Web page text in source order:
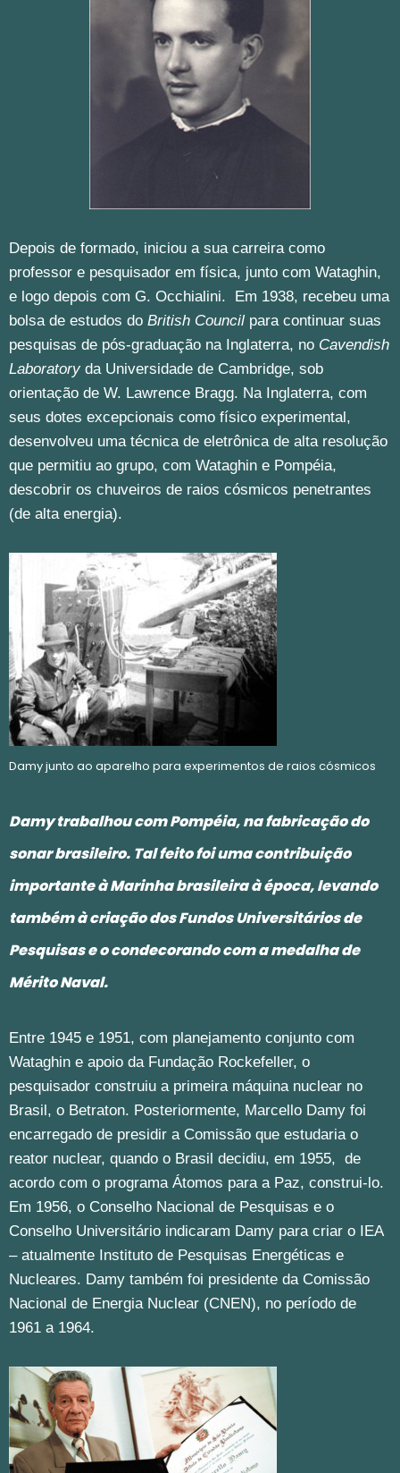
Depois de formado, iniciou a sua carreira como
professor e pesquisador em física, junto com Wataghin,
e logo depois com G. Occhialini. Em 1938, recebeu uma
bolsa de estudos do British Council para continuar suas
pesquisas de pós-graduação na Inglaterra, no Cavendish
Laboratory da Universidade de Cambridge, sob
orientação de W. Lawrence Bragg. Na Inglaterra, com
seus dotes excepcionais como físico experimental,
desenvolveu uma técnica de eletrônica de alta resolução
que permitiu ao grupo, com Wataghin e Pompéia,
descobrir os chuveiros de raios cósmicos penetrantes
(de alta energia).
Damy junto ao aparelho para experimentos de raios cósmicos
Damy trabalhou com Pompéia, na fabricação do
sonar brasileiro. Tal feito foi uma contribuição
importante à Marinha brasileira à época, levando
também à criação dos Fundos Universitários de
Pesquisas e o condecorando com a medalha de
Mérito Naval.
Entre 1945 e 1951, com planejamento conjunto com
Wataghin e apoio da Fundação Rockefeller, o
pesquisador construiu a primeira máquina nuclear no
Brasil, o Betraton. Posteriormente, Marcello Damy foi
encarregado de presidir a Comissão que estudaria o
reator nuclear, quando o Brasil decidiu, em 1955, de
acordo com o programa Átomos para a Paz, construi-lo.
Em 1956, o Conselho Nacional de Pesquisas e o
Conselho Universitário indicaram Damy para criar o IEA
– atualmente Instituto de Pesquisas Energéticas e
Nucleares. Damy também foi presidente da Comissão
Nacional de Energia Nuclear (CNEN), no período de
1961 a 1964.